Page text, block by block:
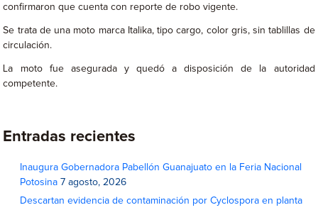
confirmaron que cuenta con reporte de robo vigente.
Se trata de una moto marca Italika, tipo cargo, color gris, sin tablillas de
circulación.
La moto fue asegurada y quedó a disposición de la autoridad
competente.
Entradas recientes
Inaugura Gobernadora Pabellón Guanajuato en la Feria Nacional
Potosina 7 agosto, 2026
Descartan evidencia de contaminación por Cyclospora en planta